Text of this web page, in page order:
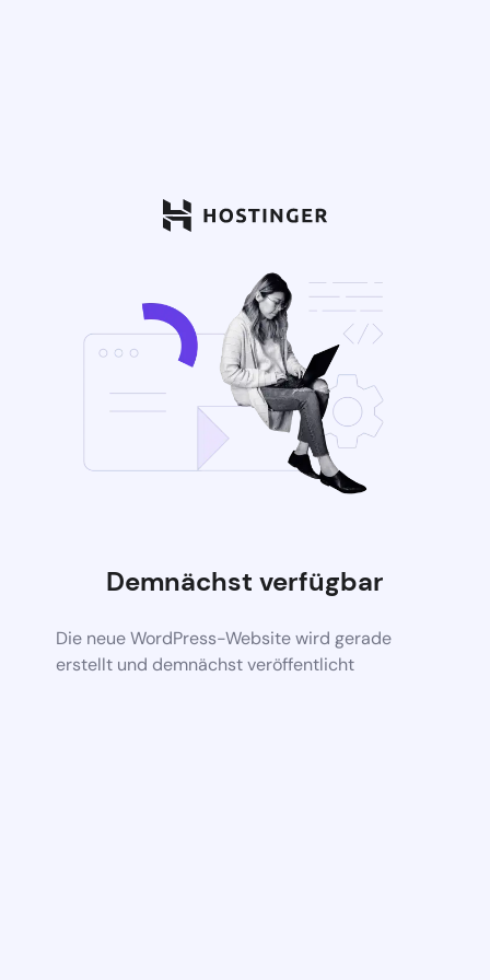
Demnächst verfügbar
Die neue WordPress-Website wird gerade
erstellt und demnächst veröffentlicht